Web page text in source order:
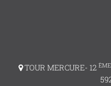
TOUR MERCURE- 12 ÈME